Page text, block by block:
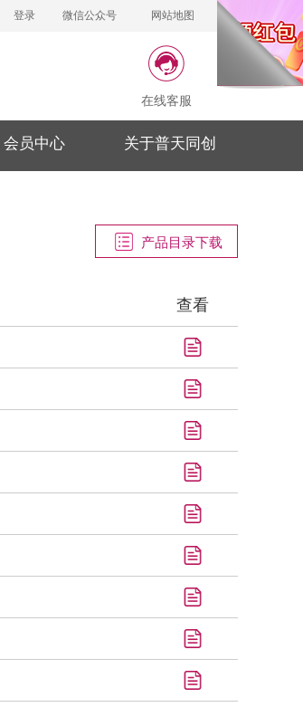
登录 微信公众号 网站地图
在线客服
会员中心 关于普天同创
产品目录下载
查看